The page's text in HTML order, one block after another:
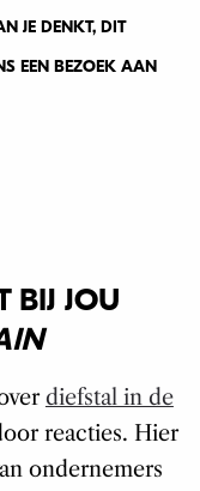
JE DENKT, DIT
EEN BEZOEK AAN
BIJ JOU
diefstal in de
reacties. Hier
ondernemers